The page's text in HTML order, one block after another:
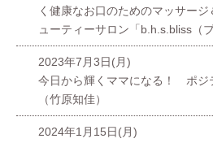
く健康なお口のためのマッサー
ューティーサロン「b.h.s.bliss（
2023年7月3日(月)
今日から輝くママになる！ ポジ
（竹原知佳）
2024年1月15日(月)